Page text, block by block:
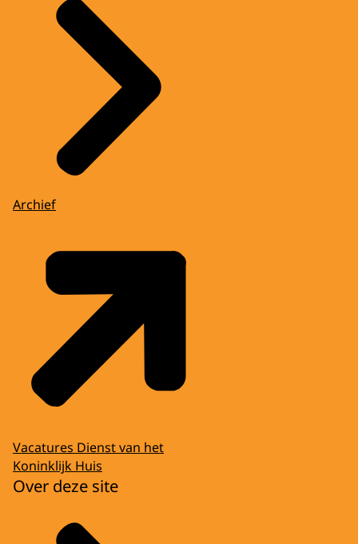
Archief
Vacatures Dienst van het
Koninklijk Huis
Over deze site